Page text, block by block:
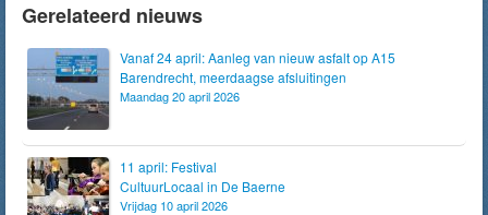
Gerelateerd nieuws
Vanaf 24 april: Aanleg van nieuw asfalt op A15
Barendrecht, meerdaagse afsluitingen
Maandag 20 april 2026
11 april: Festival
CultuurLocaal in De Baerne
Vrijdag 10 april 2026